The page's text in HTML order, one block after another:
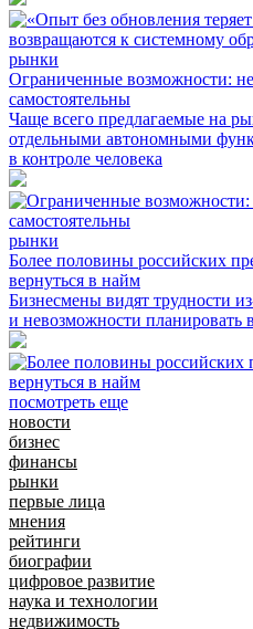
рынки
Ограниченные возможности:
самостоятельны
Чаще всего предлагаемые на
отдельными автономными
в контроле человека
рынки
Более половины российских
вернуться в найм
Бизнесмены видят трудности
и невозможности планировать
посмотреть еще
новости
бизнес
финансы
рынки
первые лица
мнения
рейтинги
биографии
цифровое развитие
наука и технологии
недвижимость